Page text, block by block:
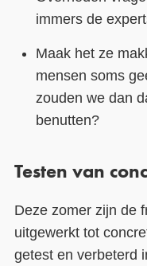
immers de
Maak het ze
mensen soms
zouden we dan
benutten?
Testen van
Deze zomer zijn de
uitgewerkt tot
getest en verbeterd